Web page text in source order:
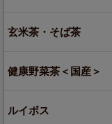
玄米茶・そば茶
健康野菜茶＜国産＞
ルイボス